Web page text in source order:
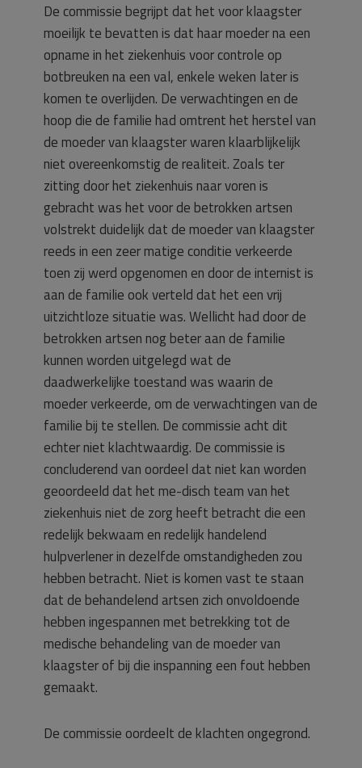
De commissie begrijpt dat het voor klaagster
moeilijk te bevatten is dat haar moeder na een
opname in het ziekenhuis voor controle op
botbreuken na een val, enkele weken later is
komen te overlijden. De verwachtingen en de
hoop die de familie had omtrent het herstel van
de moeder van klaagster waren klaarblijkelijk
niet overeenkomstig de realiteit. Zoals ter
zitting door het ziekenhuis naar voren is
gebracht was het voor de betrokken artsen
volstrekt duidelijk dat de moeder van klaagster
reeds in een zeer matige conditie verkeerde
toen zij werd opgenomen en door de internist is
aan de familie ook verteld dat het een vrij
uitzichtloze situatie was. Wellicht had door de
betrokken artsen nog beter aan de familie
kunnen worden uitgelegd wat de
daadwerkelijke toestand was waarin de
moeder verkeerde, om de verwachtingen van de
familie bij te stellen. De commissie acht dit
echter niet klachtwaardig. De commissie is
concluderend van oordeel dat niet kan worden
geoordeeld dat het me-disch team van het
ziekenhuis niet de zorg heeft betracht die een
redelijk bekwaam en redelijk handelend
hulpverlener in dezelfde omstandigheden zou
hebben betracht. Niet is komen vast te staan
dat de behandelend artsen zich onvoldoende
hebben ingespannen met betrekking tot de
medische behandeling van de moeder van
klaagster of bij die inspanning een fout hebben
gemaakt.
De commissie oordeelt de klachten ongegrond.